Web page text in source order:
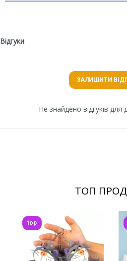
Відгуки
ЗАЛИШИТИ
Не знайдено відгуків
ТОП
top